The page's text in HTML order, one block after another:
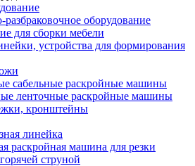
оборудование
для сборки мебели
устройства для формирования
сабельные раскройные машины
ленточные раскройные машины
кронштейны
линейка
раскройная машина для резки
струной